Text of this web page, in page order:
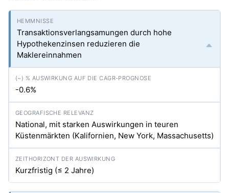
Transaktionsverlangsamungen durch hohe
Hypothekenzinsen reduzieren die
Maklereinnahmen
-0.6%
National, mit starken Auswirkungen in teuren
Küstenmärkten (Kalifornien, New York, Massachusetts)
Kurzfristig (≤ 2 Jahre)